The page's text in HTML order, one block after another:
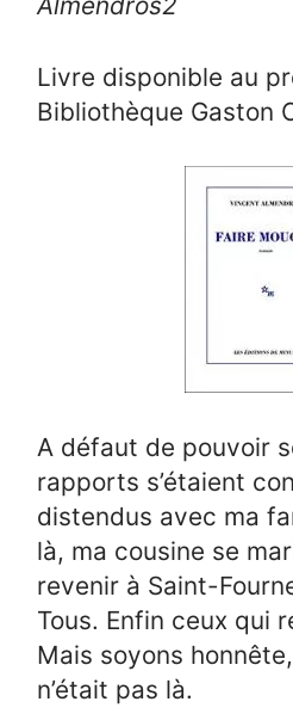
Livre disponible au
Bibliothèque Gaston
A défaut de pouvoir
rapports s’étaient
distendus avec ma
là, ma cousine se
revenir à Saint-
Tous. Enfin ceux qui
Mais soyons
n’était pas là.